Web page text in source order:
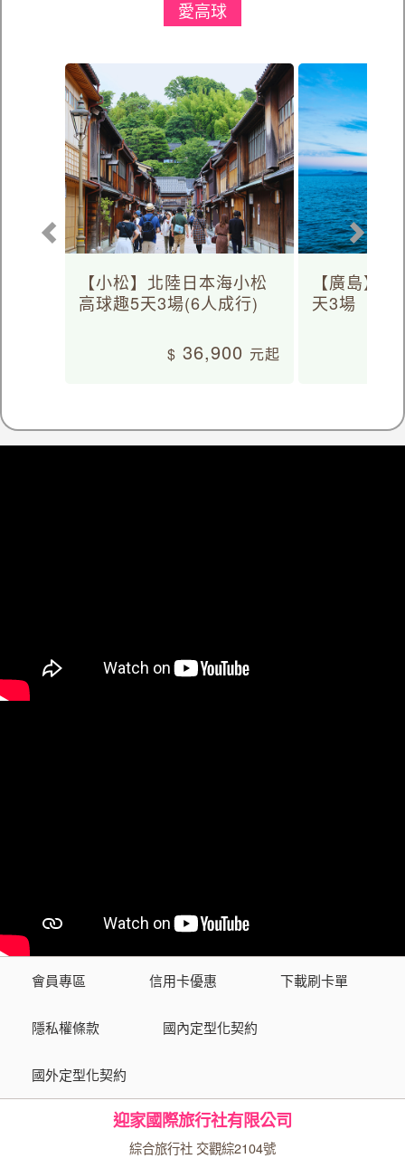
愛高球
【小松】北陸日本海小松
高球趣5天3場(6人成行)
36,900
【廣島】
天3場
會員專區 信用卡優惠 下載刷卡單
隱私權條款 國內定型化契約
國外定型化契約
迎家國際旅行社有限公司
綜合旅行社 交觀綜2104號